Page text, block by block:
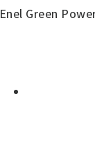
Enel Green